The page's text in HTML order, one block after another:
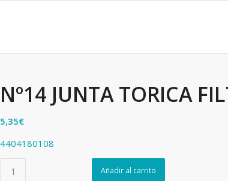
Nº14 JUNTA TORICA
5,35€
4404180108
Añadir al carrito